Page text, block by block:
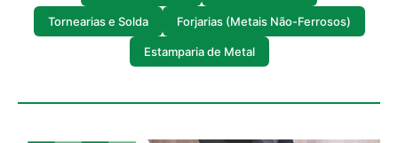
Tornearias e Solda Forjarias (Metais Não-Ferrosos)
Estamparia de Metal